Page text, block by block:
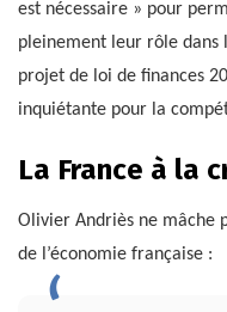
est nécessaire » pour
pleinement leur rôle dans
projet de loi de finances
inquiétante pour la
La France à la
Olivier Andriès ne mâche
de l’économie française :